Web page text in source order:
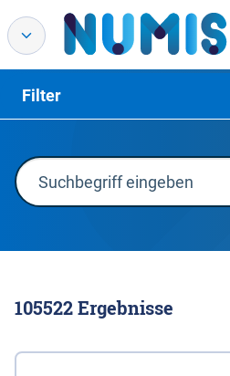
Filter
105522Ergebnisse